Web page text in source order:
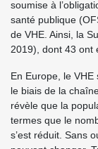
soumise à
santé publique
de VHE. Ainsi, la
2019), dont 43 ont
En Europe, le
le biais de la
révèle que la
termes que le
s’est réduit. Sans